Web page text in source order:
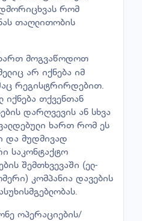
რომ
თაღლითობის
ხართ მოგვაწოდოთ
არ იქნება იმ
რეგისტრირდებით.
იქნება თქვენთან
დარღვევის ან სხვა
ხართ რომ ეს
და მუდმივად
საკონტაქტო
შემთხვევაში (ელ-
კომპანია დავების
ოპერაციების/